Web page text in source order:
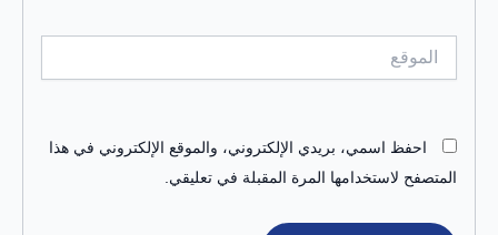
احفظ اسمي، بريدي الإلكتروني، والموقع الإلكتروني في هذا
المتصفح لاستخدامها المرة المقبلة في تعليقي.